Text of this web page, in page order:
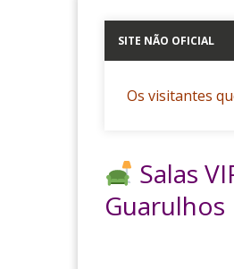
SITE NÃO OFICIAL
Os visitantes
Salas
Guarulhos